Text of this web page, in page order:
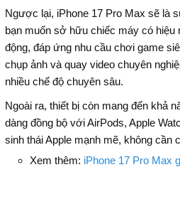
Ngược lại, iPhone 17 Pro Max sẽ là
bạn muốn sở hữu chiếc máy có hiệu
động, đáp ứng nhu cầu chơi game
chụp ảnh và quay video chuyên
nhiều chế độ chuyên sâu.
Ngoài ra, thiết bị còn mang đến khả
dàng đồng bộ với AirPods, Apple
sinh thái Apple mạnh mẽ, không cần
Xem thêm: iPhone 17 Pro Max